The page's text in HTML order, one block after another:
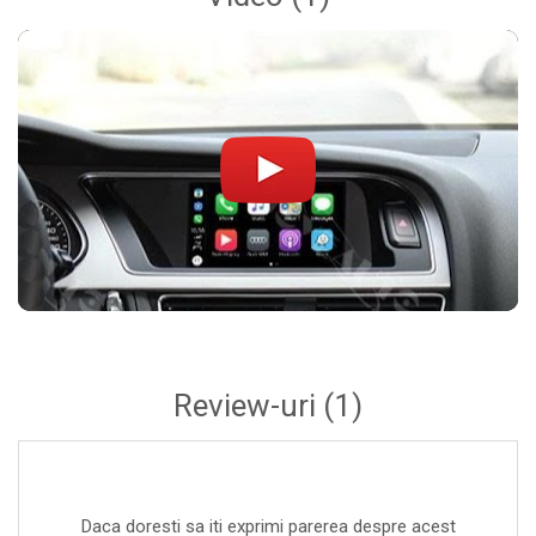
MMI 3G Plus
Compatibil cu unitățile OEM fără a afecta
funcționalitatea originală!
Instalare ușoară – Fără modificări hardware
Modulul CarPlay pentru Audi se instalează prin tehnologia
plug & play
, direct în spatele unității multimedia existente.
Nu necesită codare, programare sau modificarea cablajului
iPhone direct pe ecranul mașinii
Review-uri (1)
Daca doresti sa iti exprimi parerea despre acest